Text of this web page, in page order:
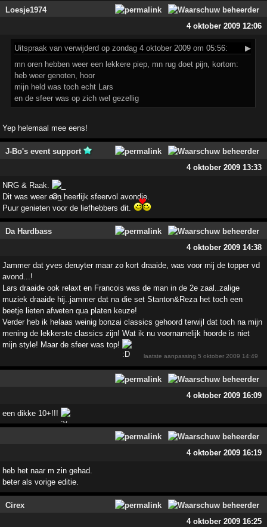
Loesje1974
4 oktober 2009 12:06
Uitspraak van verwijderd op zondag 4 oktober 2009 om 05:56:
▶
mn oren hebben weer een lekkere piep, mn rug doet pijn, kortom:
heb weer genoten, hoor
mijn held was toch echt Lars
en de sfeer was op zich wel gezellig
Yep helemaal mee eens!
J-Bo's event support
4 oktober 2009 13:33
NRG & Raak.
Dit was weer een heerlijk sfeervol avondje.
Puur genieten voor de liefhebbers dit.
Da Hardbass
4 oktober 2009 14:38
Jammer dat yves deruyter maar zo kort draaide, was voor mij de topper vd
avond...!
Lars draaide ook relaxt en Francois was de man in de 2e zaal..zalige
muziek draaide hij..jammer dat na die set Stanton&Reza het toch een
beetje lieten afweten qua platen keuze!
Verder heb ik helaas weinig bonzai classics gehoord terwijl dat toch na mijn
mening de lekkerste classics zijn! Wat ik nu voornamelijk hoorde is niet
mijn style! Maar de sfeer was top!
laatste aanpassing5 oktober 2009 14:49
4 oktober 2009 16:09
een dikke 10+!!!
4 oktober 2009 16:19
heb het naar m zin gehad.
beter als vorige editie.
Cirex
4 oktober 2009 16:25